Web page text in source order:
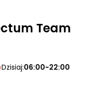
Team
Dzisiaj:06:00-22:00